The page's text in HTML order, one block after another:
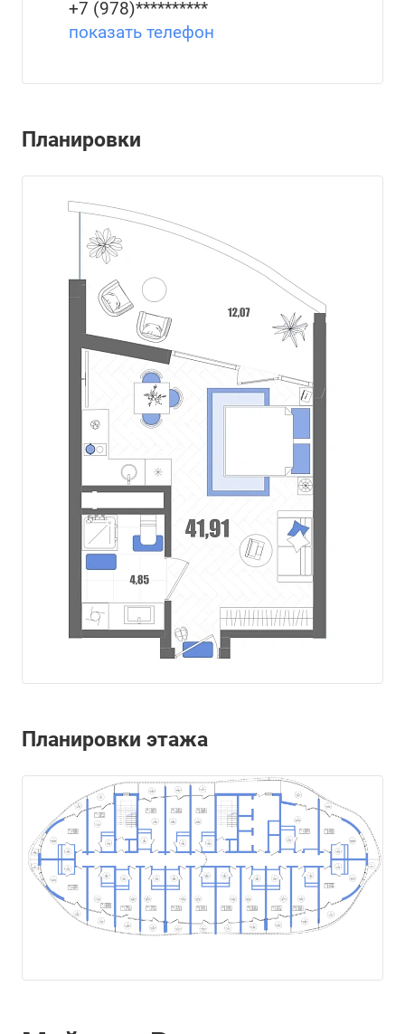
+7 (978)**********
показать телефон
Планировки
Планировки этажа